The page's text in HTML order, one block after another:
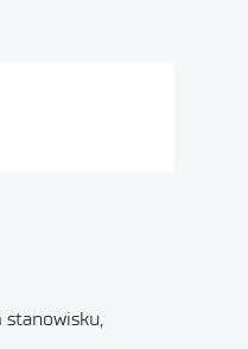
stanowisku,